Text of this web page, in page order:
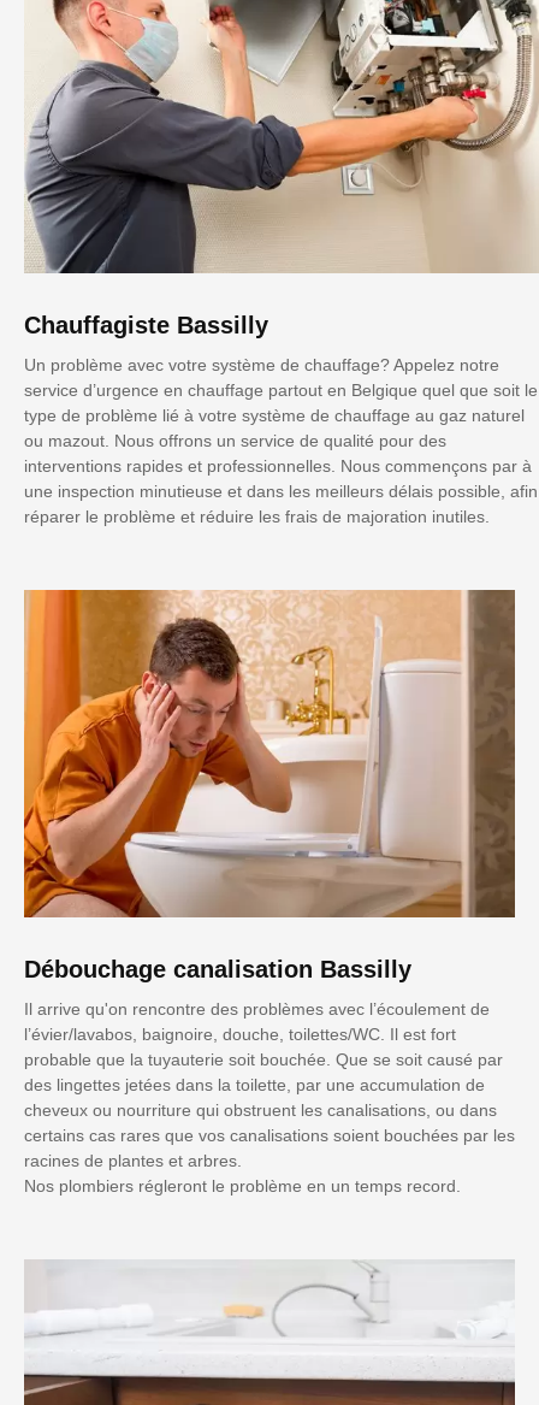
Chauffagiste Bassilly
Un problème avec votre système de chauffage? Appelez notre
service d’urgence en chauffage partout en Belgique quel que soit le
type de problème lié à votre système de chauffage au gaz naturel
ou mazout. Nous offrons un service de qualité pour des
interventions rapides et professionnelles. Nous commençons par à
une inspection minutieuse et dans les meilleurs délais possible, afin
réparer le problème et réduire les frais de majoration inutiles.
Débouchage canalisation Bassilly
Il arrive qu'on rencontre des problèmes avec l’écoulement de
l’évier/lavabos, baignoire, douche, toilettes/WC. Il est fort
probable que la tuyauterie soit bouchée. Que se soit causé par
des lingettes jetées dans la toilette, par une accumulation de
cheveux ou nourriture qui obstruent les canalisations, ou dans
certains cas rares que vos canalisations soient bouchées par les
racines de plantes et arbres.
Nos plombiers régleront le problème en un temps record.